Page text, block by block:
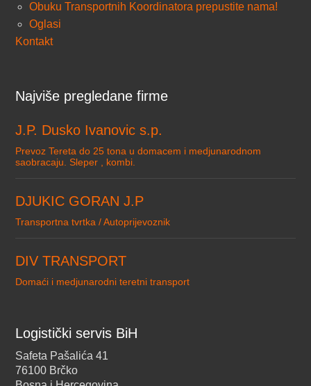
Obuku Transportnih Koordinatora prepustite nama!
Oglasi
Kontakt
Najviše pregledane firme
J.P. Dusko Ivanovic s.p.
Prevoz Tereta do 25 tona u domacem i medjunarodnom
saobracaju. Sleper , kombi.
DJUKIC GORAN J.P
Transportna tvrtka / Autoprijevoznik
DIV TRANSPORT
Domaći i medjunarodni teretni transport
Logistički servis BiH
Safeta Pašalića 41
76100 Brčko